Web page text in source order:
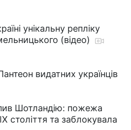
унікальну репліку
(відео)
видатних українців
Шотландію: пожежа
століття та заблокувала